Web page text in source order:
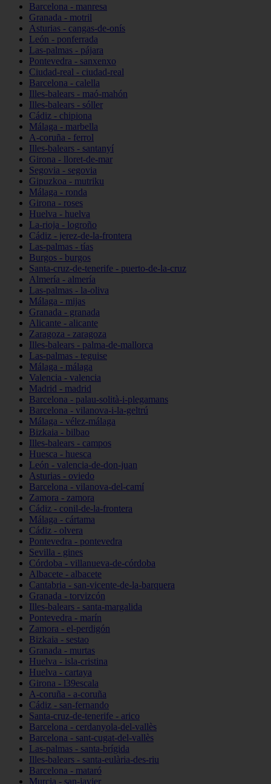
Barcelona - manresa
Granada - motril
Asturias - cangas-de-onís
León - ponferrada
Las-palmas - pájara
Pontevedra - sanxenxo
Ciudad-real - ciudad-real
Barcelona - calella
Illes-balears - maó-mahón
Illes-balears - sóller
Cádiz - chipiona
Málaga - marbella
A-coruña - ferrol
Illes-balears - santanyí
Girona - lloret-de-mar
Segovia - segovia
Gipuzkoa - mutriku
Málaga - ronda
Girona - roses
Huelva - huelva
La-rioja - logroño
Cádiz - jerez-de-la-frontera
Las-palmas - tías
Burgos - burgos
Santa-cruz-de-tenerife - puerto-de-la-cruz
Almería - almería
Las-palmas - la-oliva
Málaga - mijas
Granada - granada
Alicante - alicante
Zaragoza - zaragoza
Illes-balears - palma-de-mallorca
Las-palmas - teguise
Málaga - málaga
Valencia - valencia
Madrid - madrid
Barcelona - palau-solità-i-plegamans
Barcelona - vilanova-i-la-geltrú
Málaga - vélez-málaga
Bizkaia - bilbao
Illes-balears - campos
Huesca - huesca
León - valencia-de-don-juan
Asturias - oviedo
Barcelona - vilanova-del-camí
Zamora - zamora
Cádiz - conil-de-la-frontera
Málaga - cártama
Cádiz - olvera
Pontevedra - pontevedra
Sevilla - gines
Córdoba - villanueva-de-córdoba
Albacete - albacete
Cantabria - san-vicente-de-la-barquera
Granada - torvizcón
Illes-balears - santa-margalida
Pontevedra - marín
Zamora - el-perdigón
Bizkaia - sestao
Granada - murtas
Huelva - isla-cristina
Huelva - cartaya
Girona - l39escala
A-coruña - a-coruña
Cádiz - san-fernando
Santa-cruz-de-tenerife - arico
Barcelona - cerdanyola-del-vallès
Barcelona - sant-cugat-del-vallès
Las-palmas - santa-brígida
Illes-balears - santa-eulària-des-riu
Barcelona - mataró
Murcia - san-javier